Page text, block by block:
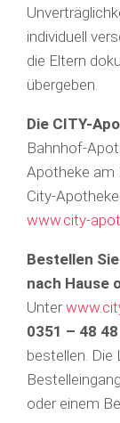
individuell
die Eltern
übergeben.
Die CITY-
Bahnhof-
Apotheke am
City-
www.city-
Bestellen
nach Hause
Unter
0351 – 48
be­stellen.
oder einem